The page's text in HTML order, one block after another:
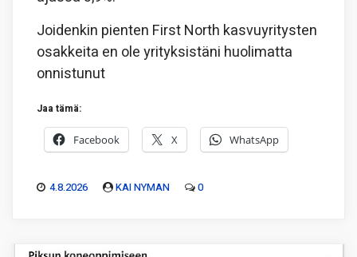
Joidenkin pienten First North kasvuyritysten
osakkeita en ole yrityksistäni huolimatta
onnistunut
Jaa tämä:
Facebook X WhatsApp
4.8.2026 KAI NYMAN 0